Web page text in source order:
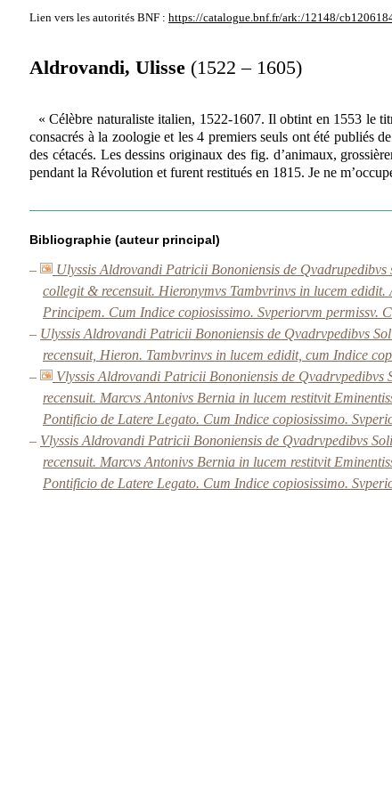
Lien vers les autorités BNF : https://catalogue.bnf.fr/ark:/12148/
Aldrovandi, Ulisse (1522 – 1605)
« Célèbre naturaliste italien, 1522-1607. Il obtint en 1553 le
consacrés à la zoologie et les 4 premiers seuls ont été publiés
des cétacés. Les dessins originaux des fig. d’animaux,
pendant la Révolution et furent restitués en 1815. Je ne
Bibliographie (auteur principal)
–
Ulyssis Aldrovandi Patricii Bononiensis de
collegit & recensuit. Hieronymvs Tambvrinvs in lucem
Principem. Cum Indice copiosissimo. Svperiorvm permissv.
– Ulyssis Aldrovandi Patricii Bononiensis de Qvadrvpedibvs
recensuit, Hieron. Tambvrinvs in lucem edidit, cum Indice
–
Vlyssis Aldrovandi Patricii Bononiensis de
recensuit. Marcvs Antonivs Bernia in lucem restitvit
Pontificio de Latere Legato. Cum Indice copiosissimo.
– Vlyssis Aldrovandi Patricii Bononiensis de Qvadrvpedibvs
recensuit. Marcvs Antonivs Bernia in lucem restitvit
Pontificio de Latere Legato. Cum Indice copiosissimo.